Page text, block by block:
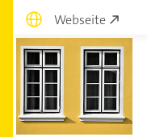
Webseite